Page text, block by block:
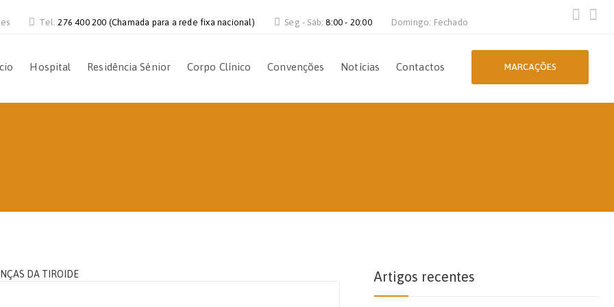
Tel:276 400 200 (Chamada para a rede fixa nacional) Seg - Sáb:8:00 - 20:00 Domingo: Fechado
Hospital Residência Sénior Corpo Clínico Convenções Notícias Contactos MARCAÇÕES
Artigos recentes